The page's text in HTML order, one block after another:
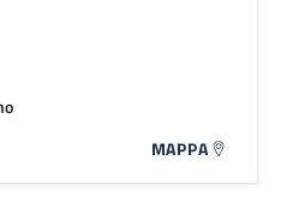
MAPPA